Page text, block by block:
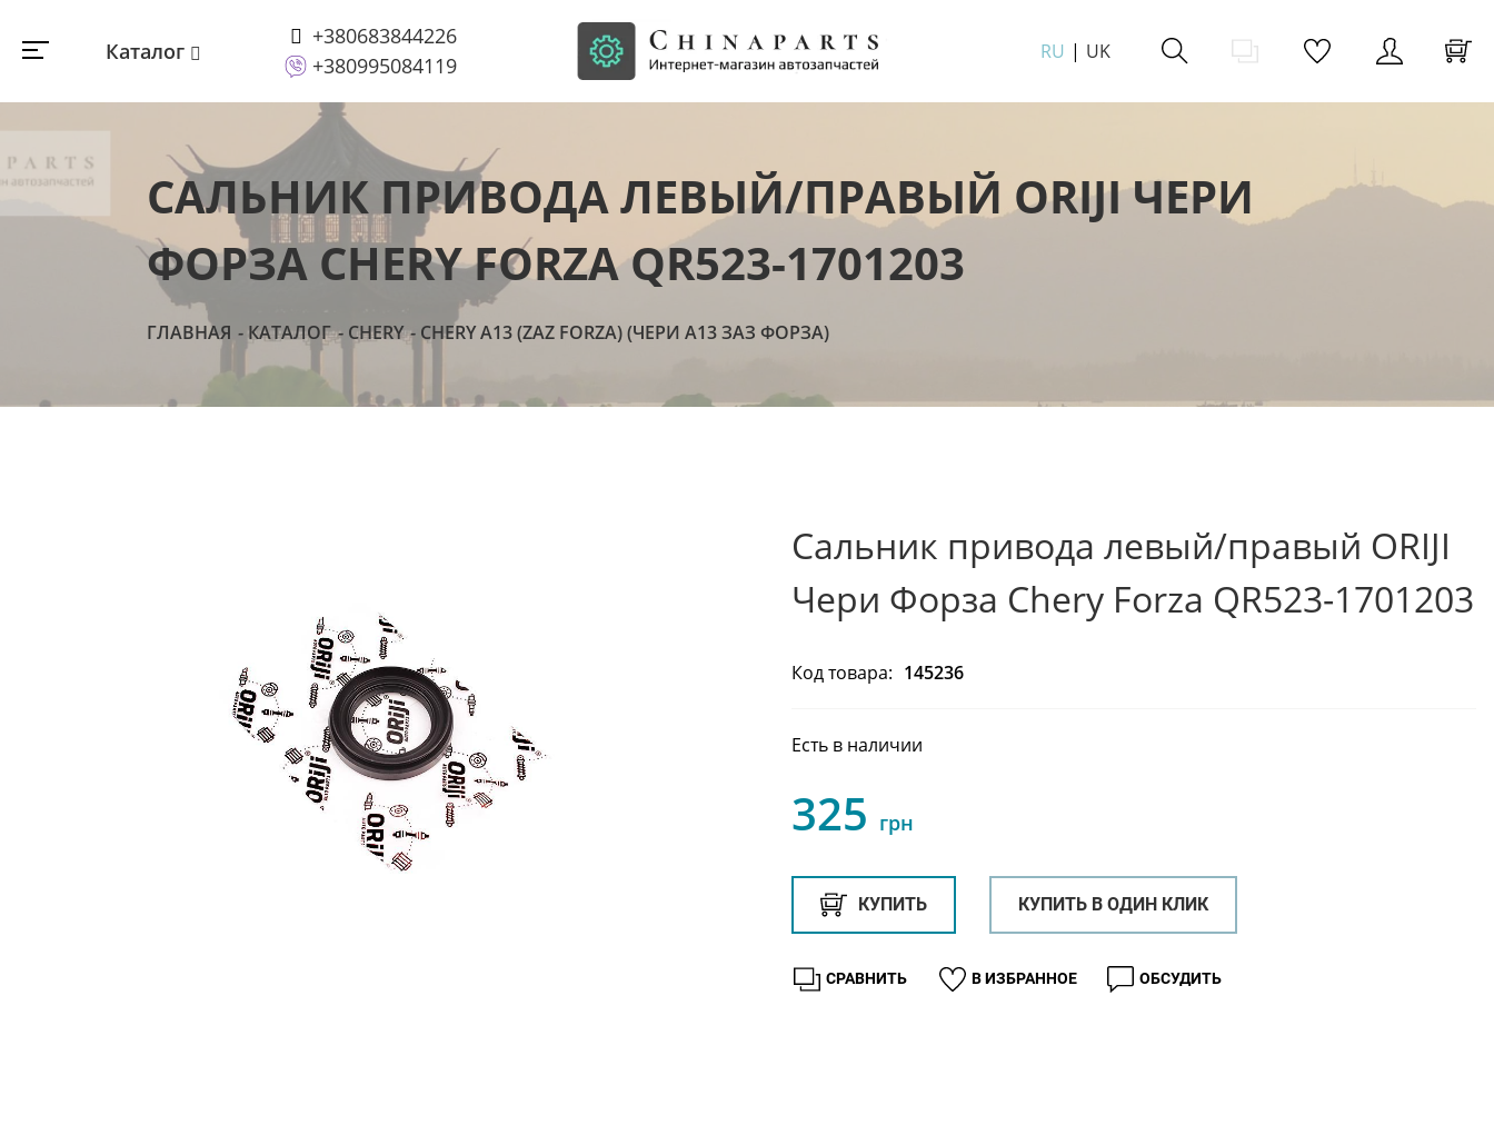
Каталог
+380683844226
+380995084119
RU UK
САЛЬНИК ПРИВОДА ЛЕВЫЙ/ПРАВЫЙ ORIJI ЧЕРИ
ФОРЗА CHERY FORZA QR523-1701203
ГЛАВНАЯ КАТАЛОГ CHERY CHERY A13 (ZAZ FORZA) (ЧЕРИ А13 ЗАЗ ФОРЗА)
Сальник привода левый/правый ORIJI
Чери Форза Chery Forza QR523-1701203
Код товара: 145236
Есть в наличии
325 грн
КУПИТЬ КУПИТЬ В ОДИН КЛИК
В ИЗБРАННОЕ
СРАВНИТЬ ОБСУДИТЬ